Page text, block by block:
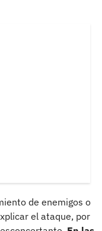
de enemigos o
el ataque, por